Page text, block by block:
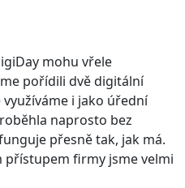
mohu vřele
pořídili dvě digitální
i jako úřední
naprosto bez
přesně tak, jak má.
firmy jsme velmi